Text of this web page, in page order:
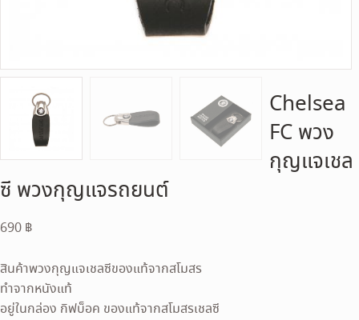
Chelsea
FC พวง
กุญแจเชล
ซี พวงกุญแจรถยนต์
690 ฿
สินค้าพวงกุญแจเชลซีของแท้จากสโมสร
ทำจากหนังแท้
อยู่ในกล่อง กิฟบ็อค ของแท้จากสโมสรเชลซี